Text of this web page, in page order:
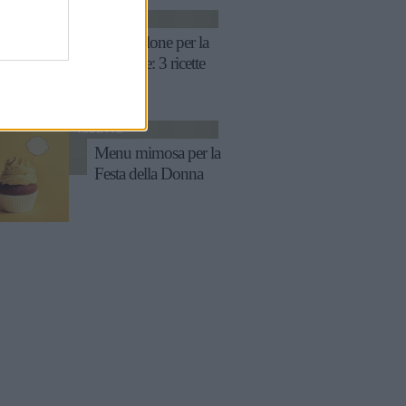
Ciambellone per la
colazione: 3 ricette
RICETTE
Menu mimosa per la
Festa della Donna